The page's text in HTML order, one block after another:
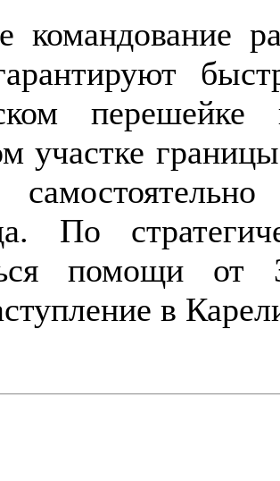
командование
участке
По
помощи от
в